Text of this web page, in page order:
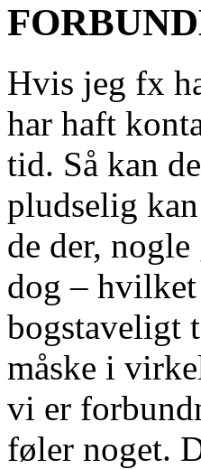
Hvis jeg fx
har haft
tid. Så kan
pludselig
de der,
dog –
bogstaveligt
måske i
vi er
føler noget.